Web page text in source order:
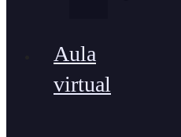
Aula
virtual